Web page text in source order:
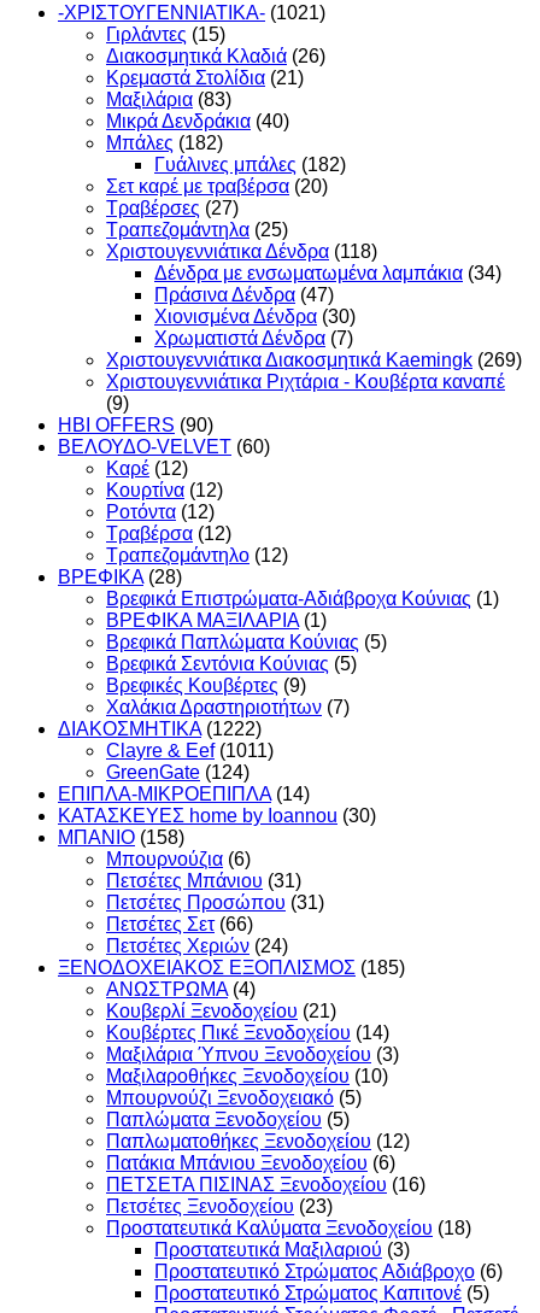
-ΧΡΙΣΤΟΥΓΕΝΝIATIKA- (1021)
Γιρλάντες (15)
Διακοσμητικά Κλαδιά (26)
Κρεμαστά Στολίδια (21)
Μαξιλάρια (83)
Μικρά Δενδράκια (40)
Μπάλες (182)
Γυάλινες μπάλες (182)
Σετ καρέ με τραβέρσα (20)
Τραβέρσες (27)
Τραπεζομάντηλα (25)
Χριστουγεννιάτικα Δένδρα (118)
Δένδρα με ενσωματωμένα λαμπάκια (34)
Πράσινα Δένδρα (47)
Χιονισμένα Δένδρα (30)
Χρωματιστά Δένδρα (7)
Χριστουγεννιάτικα Διακοσμητικά Kaemingk (269)
Χριστουγεννιάτικα Ριχτάρια - Κουβέρτα καναπέ
(9)
HBI OFFERS (90)
ΒΕΛΟΥΔΟ-VELVET (60)
Καρέ (12)
Κουρτίνα (12)
Ροτόντα (12)
Τραβέρσα (12)
Τραπεζομάντηλο (12)
ΒΡΕΦΙΚΑ (28)
Βρεφικά Επιστρώματα-Αδιάβροχα Κούνιας (1)
ΒΡΕΦΙΚΑ ΜΑΞΙΛΑΡΙΑ (1)
Βρεφικά Παπλώματα Κούνιας (5)
Βρεφικά Σεντόνια Κούνιας (5)
Βρεφικές Κουβέρτες (9)
Χαλάκια Δραστηριοτήτων (7)
ΔΙΑΚΟΣΜΗΤΙΚΑ (1222)
Clayre & Eef (1011)
GreenGate (124)
ΕΠΙΠΛΑ-ΜΙΚΡΟΕΠΙΠΛΑ (14)
ΚΑΤΑΣΚΕΥΕΣ home by Ioannou (30)
ΜΠΑΝΙΟ (158)
Μπουρνούζια (6)
Πετσέτες Μπάνιου (31)
Πετσέτες Προσώπου (31)
Πετσέτες Σετ (66)
Πετσέτες Χεριών (24)
ΞΕΝΟΔΟΧΕΙΑΚΟΣ ΕΞΟΠΛΙΣΜΟΣ (185)
ΑΝΩΣΤΡΩΜΑ (4)
Κουβερλί Ξενοδοχείου (21)
Κουβέρτες Πικέ Ξενοδοχείου (14)
Μαξιλάρια Ύπνου Ξενοδοχείου (3)
Μαξιλαροθήκες Ξενοδοχείου (10)
Μπουρνούζι Ξενοδοχειακό (5)
Παπλώματα Ξενοδοχείου (5)
Παπλωματοθήκες Ξενοδοχείου (12)
Πατάκια Μπάνιου Ξενοδοχείου (6)
ΠΕΤΣΕΤΑ ΠΙΣΙΝΑΣ Ξενοδοχείου (16)
Πετσέτες Ξενοδοχείου (23)
Προστατευτικά Καλύματα Ξενοδοχείου (18)
Προστατευτικά Μαξιλαριού (3)
Προστατευτικό Στρώματος Αδιάβροχο (6)
Προστατευτικό Στρώματος Καπιτονέ (5)